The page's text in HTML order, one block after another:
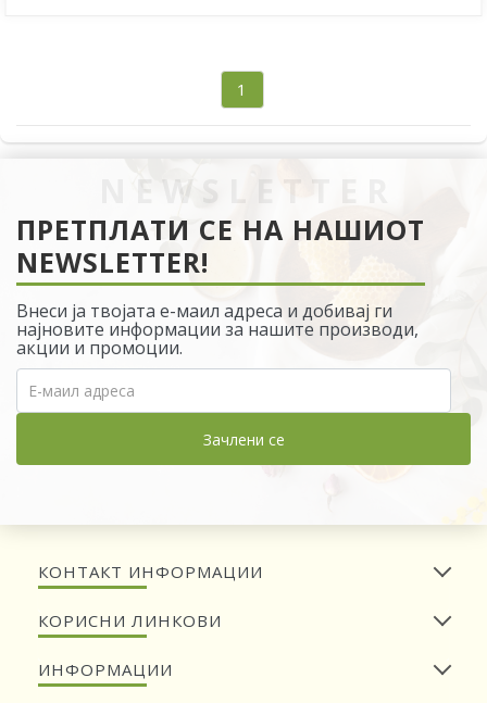
1
ПРЕТПЛАТИ СЕ НА НАШИОТ
NEWSLETTER!
Внеси ја твојата е-маил адреса и добивај ги
најновите информации за нашите производи,
акции и промоции.
Зачлени се
КОНТАКТ ИНФОРМАЦИИ
КОРИСНИ ЛИНКОВИ
ИНФОРМАЦИИ